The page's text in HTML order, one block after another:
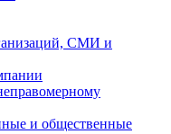
СМИ и
и общественные